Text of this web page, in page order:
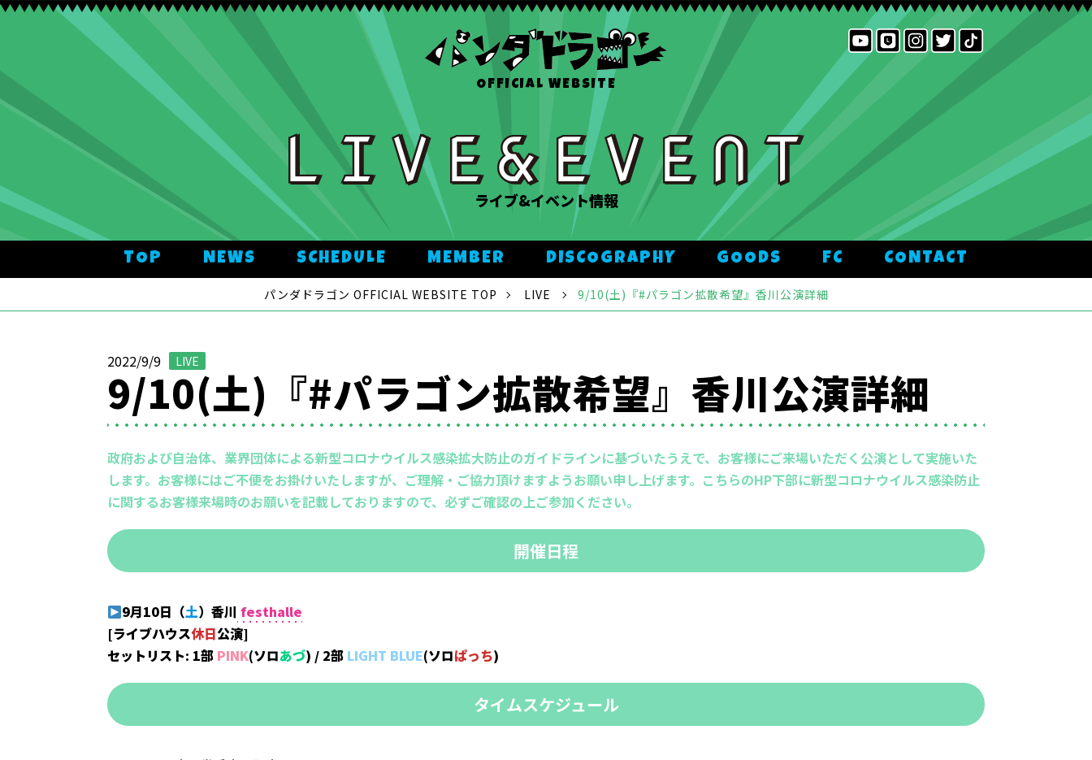
OFFICIAL WEBSITE
ライブ&イベント情報
TOP NEWS SCHEDULE MEMBER DISCOGRAPHY GOODS FC CONTACT
パンダドラゴン OFFICIAL WEBSITE TOP LIVE 9/10(土)『#パラゴン拡散希望』香川公演詳細
2022/9/9 LIVE
9/10(土)『#パラゴン拡散希望』香川公演詳細
政府および自治体、業界団体による新型コロナウイルス感染拡大防止のガイドラインに基づいたうえで、お客様にご来場いただく公演として実施いた
します。お客様にはご不便をお掛けいたしますが、ご理解・ご協力頂けますようお願い申し上げます。こちらのHP下部に新型コロナウイルス感染防止
に関するお客様来場時のお願いを記載しておりますので、必ずご確認の上ご参加ください。
開催日程
9月10日 （土）香川 festhalle
[ライブハウス休日公演]
セットリスト: 1部 PINK(ソロあづ) / 2部 LIGHT BLUE(ソロぱっち)
タイムスケジュール